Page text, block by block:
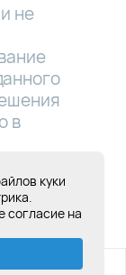
не
в
от
куки
согласие на